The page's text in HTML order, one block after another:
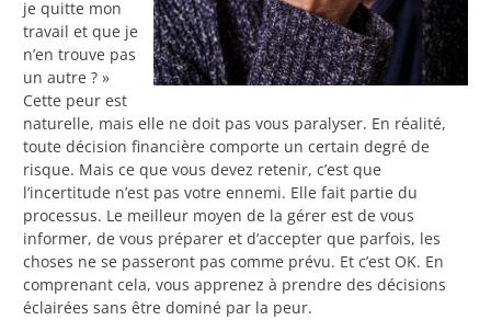
je quitte mon
travail et que je
n’en trouve pas
un autre ? »
Cette peur est
naturelle, mais elle ne doit pas vous paralyser. En réalité,
toute décision financière comporte un certain degré de
risque. Mais ce que vous devez retenir, c’est que
l’incertitude n’est pas votre ennemi. Elle fait partie du
processus. Le meilleur moyen de la gérer est de vous
informer, de vous préparer et d’accepter que parfois, les
choses ne se passeront pas comme prévu. Et c’est OK. En
comprenant cela, vous apprenez à prendre des décisions
éclairées sans être dominé par la peur.